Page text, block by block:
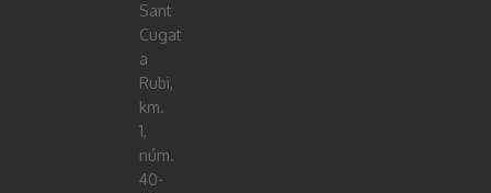
Sant
Cugat
a
Rubi,
km.
1,
núm.
40-